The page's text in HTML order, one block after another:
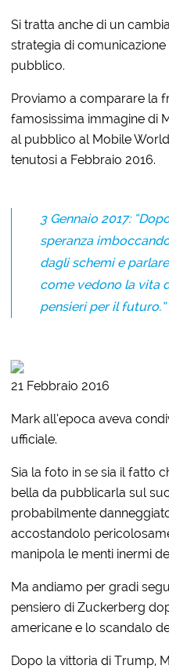
Si tratta anche di un
strategia di
pubblico.
Proviamo a comparare la
famosissima immagine di
al pubblico al Mobile
tenutosi a Febbraio 2016.
3 Gennaio 2017:
speranza
dagli schemi e
come vedono la vita
pensieri per il futuro.”
21 Febbraio 2016
Mark all’epoca aveva
ufficiale.
Sia la foto in se sia il fatto
bella da pubblicarla sul
probabilmente
accostandolo
manipola le menti inermi
Ma andiamo per gradi
pensiero di Zuckerberg
americane e lo scandalo
Dopo la vittoria di Trump,